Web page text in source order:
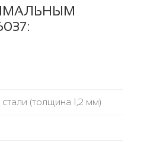
(толщина 1,2 мм)